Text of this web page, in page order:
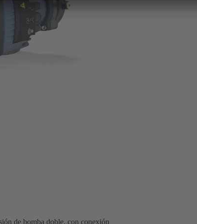
de bomba doble, con conexión